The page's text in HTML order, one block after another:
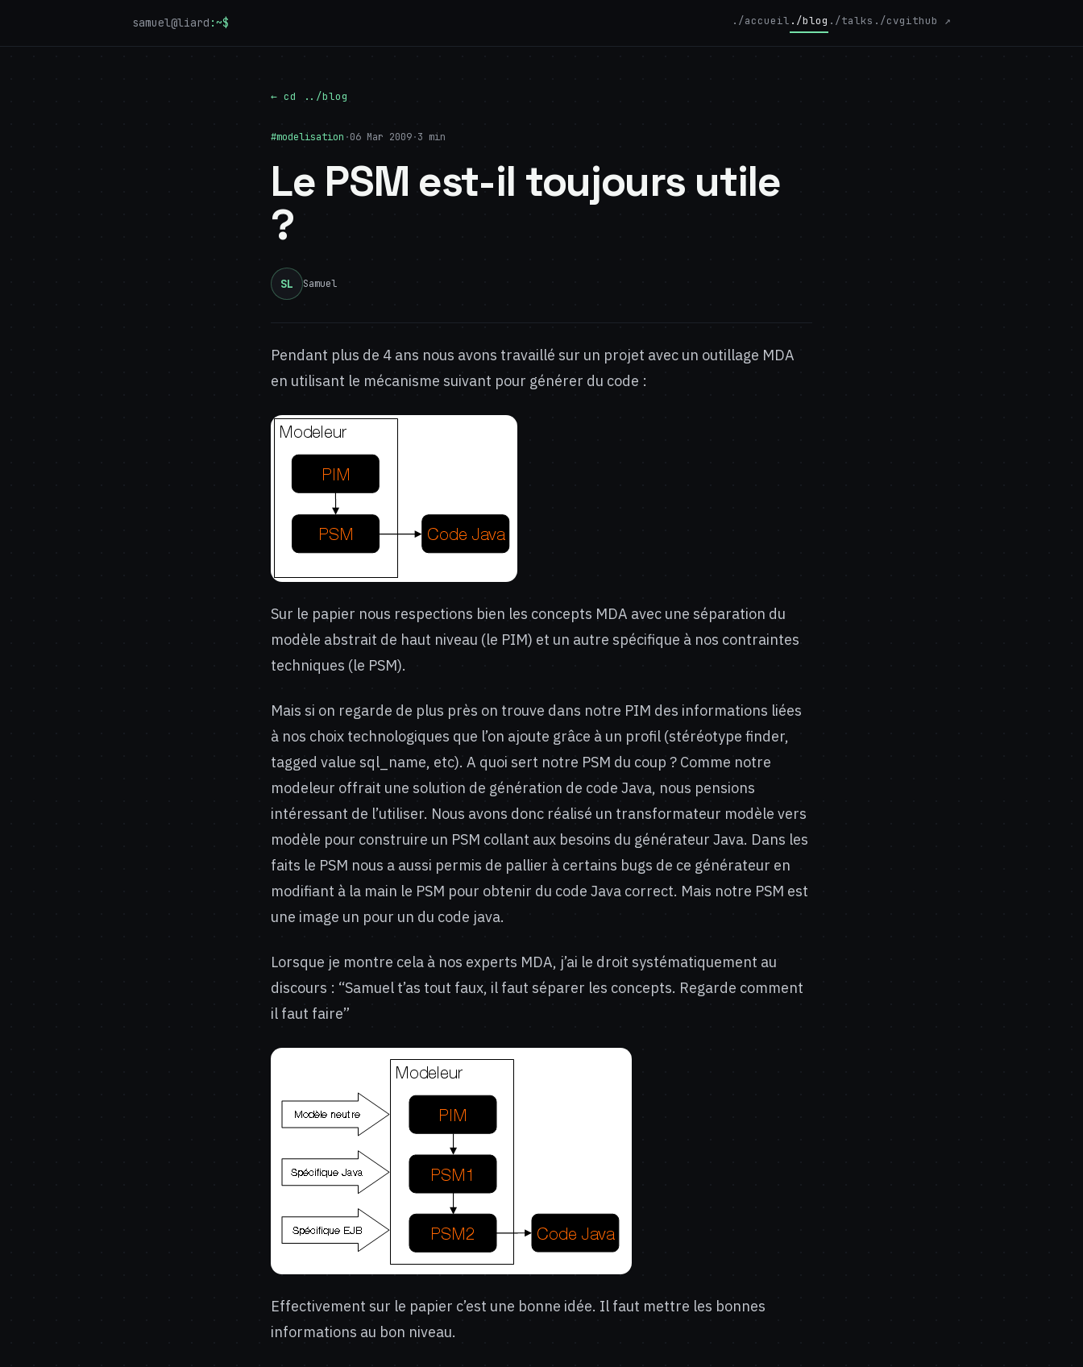
samuel@liard :~$ ./accueil ./blog ./talks ./cvgithub ↗
← cd ../blog
#modelisation ·06 Mar 2009·3 min
Le PSM est-il toujours utile
?
SL Samuel
Pendant plus de 4 ans nous avons travaillé sur un projet avec un outillage MDA
en utilisant le mécanisme suivant pour générer du code :
Sur le papier nous respections bien les concepts MDA avec une séparation du
modèle abstrait de haut niveau (le PIM) et un autre spécifique à nos contraintes
techniques (le PSM).
Mais si on regarde de plus près on trouve dans notre PIM des informations liées
à nos choix technologiques que l’on ajoute grâce à un profil (stéréotype finder,
tagged value sql_name, etc). A quoi sert notre PSM du coup ? Comme notre
modeleur offrait une solution de génération de code Java, nous pensions
intéressant de l’utiliser. Nous avons donc réalisé un transformateur modèle vers
modèle pour construire un PSM collant aux besoins du générateur Java. Dans les
faits le PSM nous a aussi permis de pallier à certains bugs de ce générateur en
modifiant à la main le PSM pour obtenir du code Java correct. Mais notre PSM est
une image un pour un du code java.
Lorsque je montre cela à nos experts MDA, j’ai le droit systématiquement au
discours : “Samuel t’as tout faux, il faut séparer les concepts. Regarde comment
il faut faire”
Effectivement sur le papier c’est une bonne idée. Il faut mettre les bonnes
informations au bon niveau.